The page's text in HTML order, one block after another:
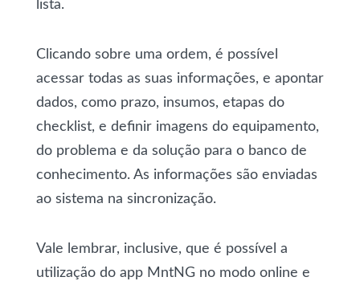
lista.
Clicando sobre uma ordem, é possível
acessar todas as suas informações, e apontar
dados, como prazo, insumos, etapas do
checklist, e definir imagens do equipamento,
do problema e da solução para o banco de
conhecimento. As informações são enviadas
ao sistema na sincronização.
Vale lembrar, inclusive, que é possível a
utilização do app MntNG no modo online e